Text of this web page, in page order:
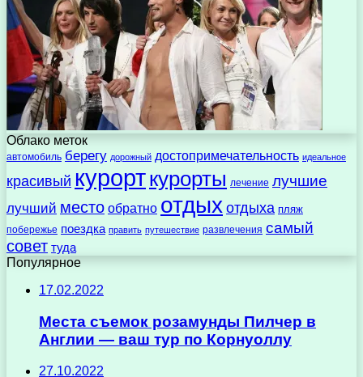
Облако меток
автомобиль берегу дорожный достопримечательность идеальное
красивый курорткурорты лечение лучшие
лучший место обратно отдыхотдыха пляж
побережье поездка править путешествие развлечения самый
совет туда
Популярное
17.02.2022
Места съемок розамунды Пилчер в
Англии — ваш тур по Корнуоллу
27.10.2022